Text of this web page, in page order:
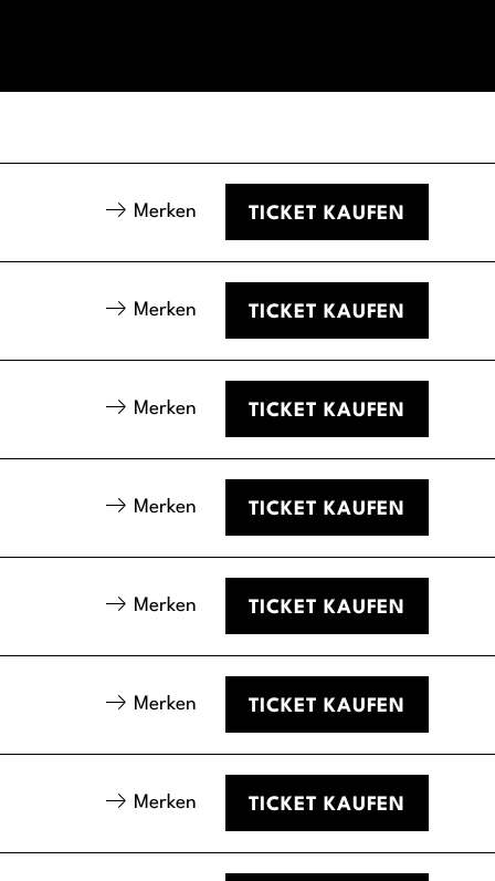
Merken TICKET KAUFEN
Merken TICKET KAUFEN
Merken TICKET KAUFEN
Merken TICKET KAUFEN
Merken TICKET KAUFEN
Merken TICKET KAUFEN
Merken TICKET KAUFEN